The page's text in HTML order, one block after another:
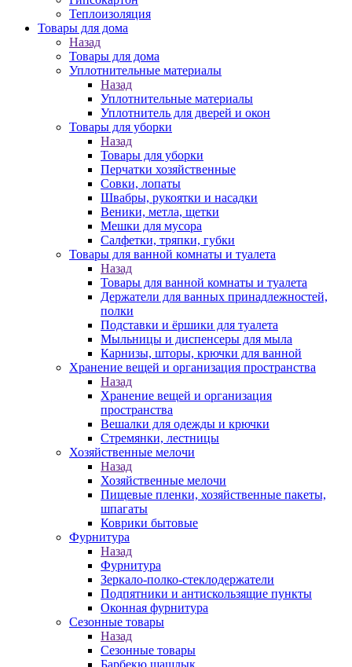
Теплоизоляция
Товары для дома
Назад
Товары для дома
Уплотнительные материалы
Назад
Уплотнительные материалы
Уплотнитель для дверей и окон
Товары для уборки
Назад
Товары для уборки
Перчатки хозяйственные
Совки, лопаты
Швабры, рукоятки и насадки
Веники, метла, щетки
Мешки для мусора
Салфетки, тряпки, губки
Товары для ванной комнаты и туалета
Назад
Товары для ванной комнаты и туалета
Держатели для ванных принадлежностей,
полки
Подставки и ёршики для туалета
Мыльницы и диспенсеры для мыла
Карнизы, шторы, крючки для ванной
Хранение вещей и организация пространства
Назад
Хранение вещей и организация
пространства
Вешалки для одежды и крючки
Стремянки, лестницы
Хозяйственные мелочи
Назад
Хозяйственные мелочи
Пищевые пленки, хозяйственные пакеты,
шпагаты
Коврики бытовые
Фурнитура
Назад
Фурнитура
Зеркало-полко-стеклодержатели
Подпятники и антискользящие пункты
Оконная фурнитура
Сезонные товары
Назад
Сезонные товары
Барбекю шашлык